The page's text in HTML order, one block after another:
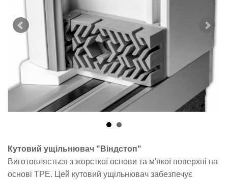
Кутовий ущільнювач "Віндстоп"
Виготовляється з жорсткої основи та м'якої поверхні на
основі TPE. Цей кутовий ущільнювач забезпечує